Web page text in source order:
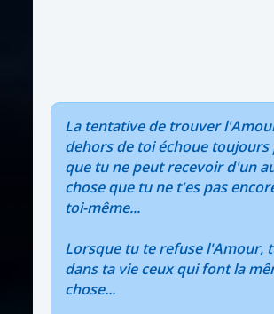
La tentative de trouver
dehors de toi échoue toujours
que tu ne peut recevoir d'un
chose que tu ne t'es pas
toi-même...
Lorsque tu te refuse l'Amour,
dans ta vie ceux qui font la
chose...